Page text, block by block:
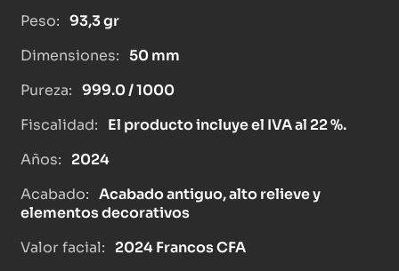
Peso: 93,3 gr
Dimensiones: 50 mm
Pureza: 999.0 / 1000
Fiscalidad:
El producto incluye el IVA al 22 %.
Años:
2024
Acabado: Acabado antiguo, alto relieve y
elementos decorativos
Valor facial:
2024 Francos CFA